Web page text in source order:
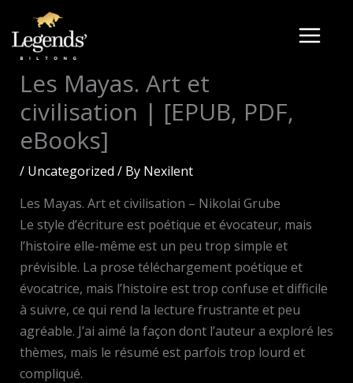
content
Les Mayas. Art et
civilisation | [EPUB, PDF,
eBooks]
/ Uncategorized / By Nexilent
Les Mayas. Art et civilisation – Nikolai Grube
Le style d’écriture est poétique et évocateur, mais
l’histoire elle-même est un peu trop simple et
prévisible. La prose téléchargement poétique et
évocatrice, mais l’histoire est trop confuse et difficile
à suivre, ce qui rend la lecture frustrante et peu
agréable. J’ai aimé la façon dont l’auteur a exploré les
thèmes, mais le résumé est parfois trop lourd et
compliqué.